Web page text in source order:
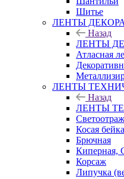
Шитье
ЛЕНТЫ
Назад
ЛЕНТЫ
Атласная
ЛЕНТЫ
Назад
ЛЕНТЫ
Косая бейка
Брючная
Киперная,
Корсаж
Липучка